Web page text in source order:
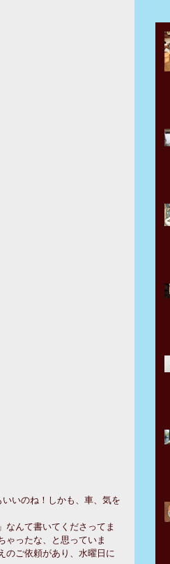
いのね！しかも、車、気を
なんて書いてくださってま
ゃったな、と思っていま
のご依頼があり、水曜日に